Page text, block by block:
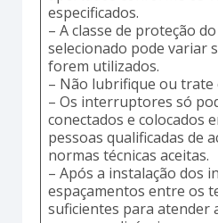
especificados.
– A classe de proteção
selecionado pode variar
forem utilizados.
– Não lubrifique ou trate
– Os interruptores só
conectados e colocados
pessoas qualificadas de
normas técnicas aceitas.
– Após a instalação dos
espaçamentos entre os
suficientes para atender